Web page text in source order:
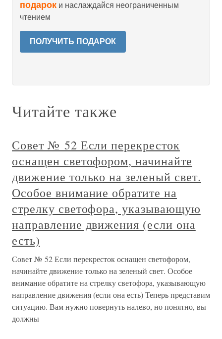
подарок и наслаждайся неограниченным
чтением
ПОЛУЧИТЬ ПОДАРОК
Читайте также
Совет № 52 Если перекресток
оснащен светофором, начинайте
движение только на зеленый свет.
Особое внимание обратите на
стрелку светофора, указывающую
направление движения (если она
есть)
Совет № 52 Если перекресток оснащен светофором,
начинайте движение только на зеленый свет. Особое
внимание обратите на стрелку светофора, указывающую
направление движения (если она есть) Теперь представим
ситуацию. Вам нужно повернуть налево, но понятно, вы
должны